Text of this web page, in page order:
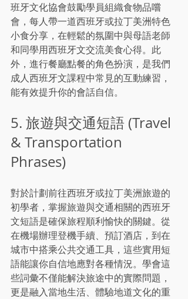
班牙文化協會鼓勵學員組織食物品嚐
會，每人帶一道西班牙或拉丁美洲特色
小食分享，在輕鬆的氛圍中與母語老師
和同學用西班牙文交流美食心得。此
外，進行餐廳點餐的角色扮演，是我們
成人西班牙文課程中常見的互動練習，
能有效提升你的會話自信。
5. 旅遊與交通短語 (Travel
& Transportation
Phrases)
對於計劃前往西班牙或拉丁美洲旅遊的
初學者，掌握旅遊與交通相關的西班牙
文短語是確保旅程順利愉快的關鍵。從
在機場辦理登機手續、預訂酒店，到在
城市中搭乘公共交通工具，這些實用短
語能讓你自信地應對各種情況。學會這
些詞彙不僅能解決旅途中的實際問題，
更是融入當地生活、體驗地道文化的重